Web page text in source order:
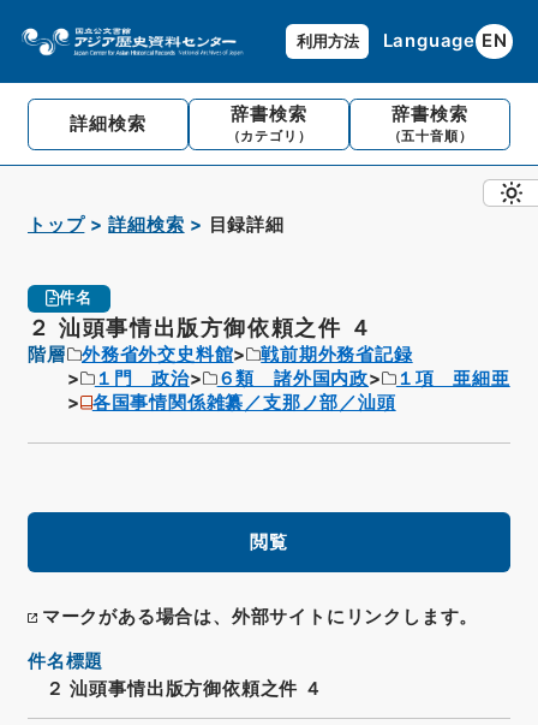
利用方法 Language EN
詳細検索 辞書検索
（カテゴリ）
辞書検索
（五十音順）
トップ 詳細検索 目録詳細
件名
２ 汕頭事情出版方御依頼之件 ４
階層 外務省外交史料館
戦前期外務省記録
１門 政治
６類 諸外国内政
１項 亜細亜
各国事情関係雑纂／支那ノ部／汕頭
閲覧
マークがある場合は、外部サイトにリンクします。
件名標題
２ 汕頭事情出版方御依頼之件 ４